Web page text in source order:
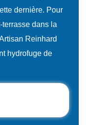
dernière. Pour
terrasse dans la
Reinhard
hydrofuge de